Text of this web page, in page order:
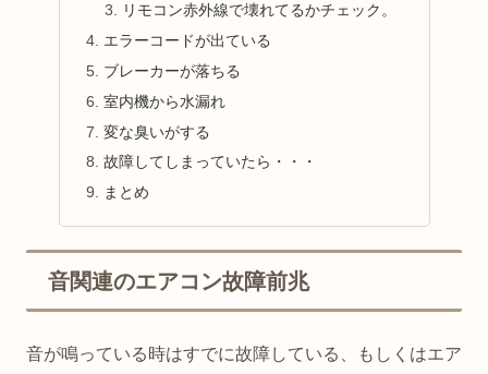
リモコン赤外線で壊れてるかチェック。
エラーコードが出ている
ブレーカーが落ちる
室内機から水漏れ
変な臭いがする
故障してしまっていたら・・・
まとめ
音関連のエアコン故障前兆
音が鳴っている時はすでに故障している、もしくはエア